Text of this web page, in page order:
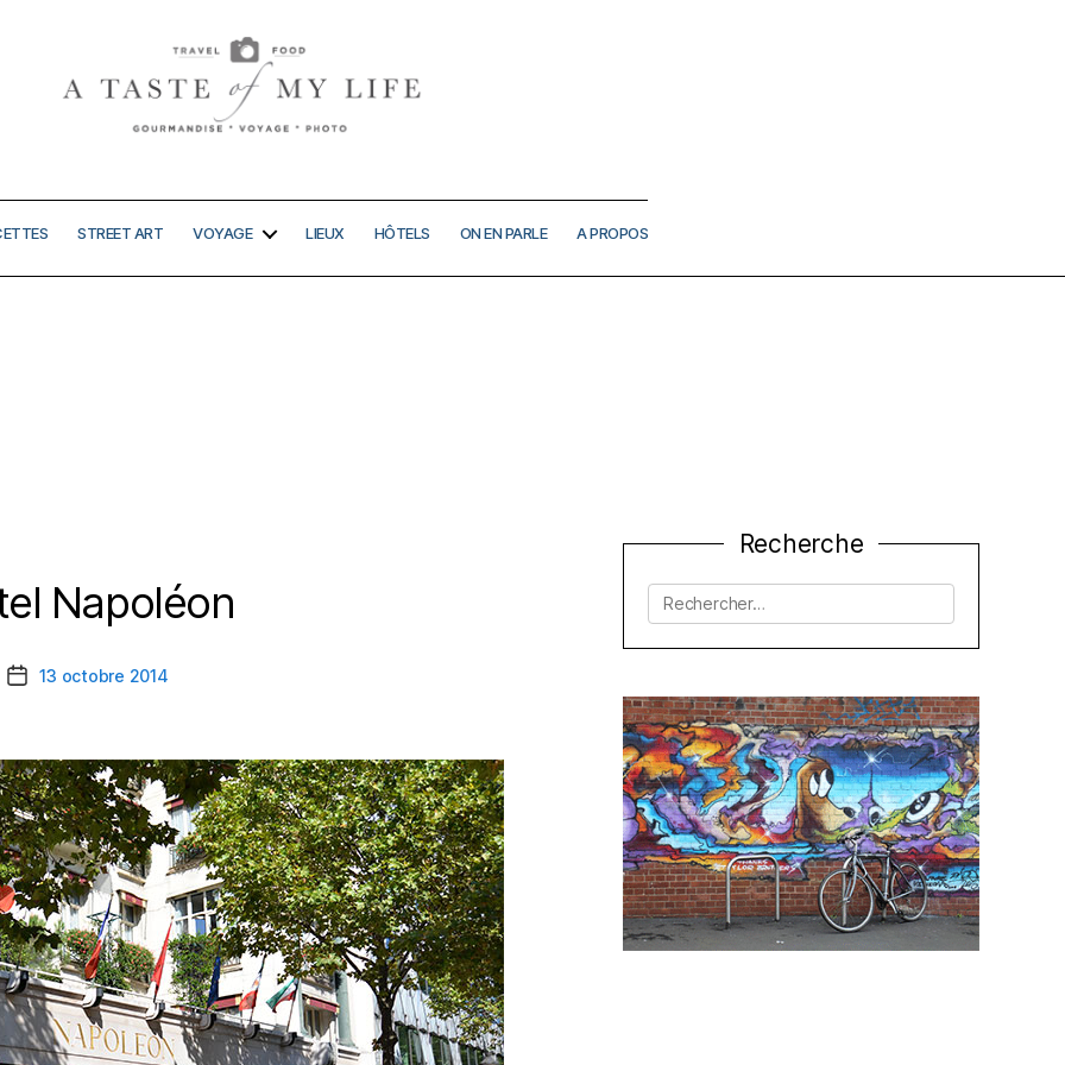
of
mySTREET ART VOYAGE LIEUX HÔTELS ON EN PARLE A PROPOS
Catégories
Napoléon
Date13 octobre 2014
Recherche
Rechercher :